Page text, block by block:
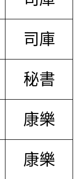
司庫
秘書
康樂
康樂